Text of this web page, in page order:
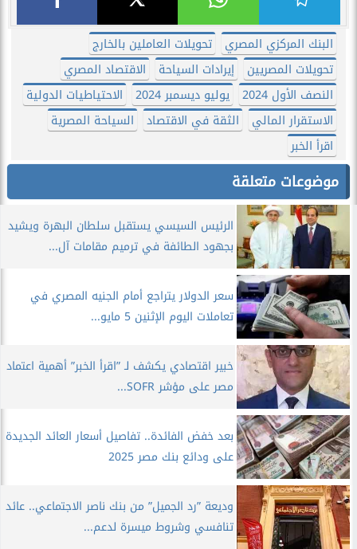
البنك المركزي المصري
تحويلات العاملين بالخارج
تحويلات المصريين
إيرادات السياحة
الاقتصاد المصري
النصف الأول 2024
يوليو ديسمبر 2024
الاحتياطيات الدولية
الاستقرار المالي
الثقة في الاقتصاد
السياحة المصرية
اقرأ الخبر
موضوعات متعلقة
الرئيس السيسي يستقبل سلطان البهرة ويشيد
بجهود الطائفة في ترميم مقامات آل...
سعر الدولار يتراجع أمام الجنيه المصري في
تعاملات اليوم الإثنين 5 مايو...
خبير اقتصادي يكشف لـ ”اقرأ الخبر” أهمية اعتماد
مصر على مؤشر SOFR...
بعد خفض الفائدة.. تفاصيل أسعار العائد الجديدة
على ودائع بنك مصر 2025
وديعة ”رد الجميل” من بنك ناصر الاجتماعي.. عائد
تنافسي وشروط ميسرة لدعم...